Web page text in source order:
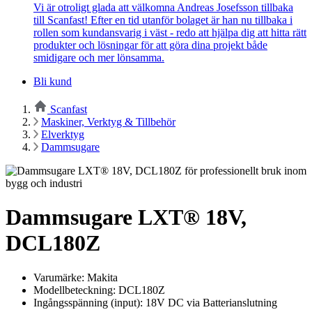
Vi är otroligt glada att välkomna Andreas Josefsson tillbaka
till Scanfast! Efter en tid utanför bolaget är han nu tillbaka i
rollen som kundansvarig i väst - redo att hjälpa dig att hitta rätt
produkter och lösningar för att göra dina projekt både
smidigare och mer lönsamma.
Bli kund
Scanfast
Maskiner, Verktyg & Tillbehör
Elverktyg
Dammsugare
Dammsugare LXT® 18V,
DCL180Z
Varumärke: Makita
Modellbeteckning: DCL180Z
Ingångsspänning (input): 18V DC via Batterianslutning